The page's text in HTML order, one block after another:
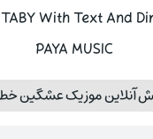
With Text And
PAYA MUSIC
آنلاین موزیک عشگین